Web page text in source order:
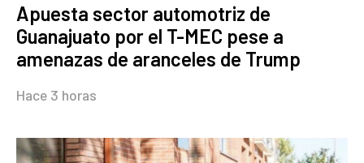
Apuesta sector automotriz de
Guanajuato por el T-MEC pese a
amenazas de aranceles de Trump
Hace 3 horas